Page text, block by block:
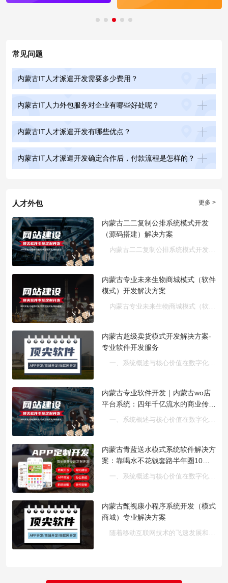
常见问题
内蒙古IT人才派遣开发需要多少费用？
内蒙古IT人力外包服务对企业有哪些好处呢？
内蒙古IT人才派遣开发有哪些优点？
内蒙古IT人才派遣开发确定合作后，付款流程是怎样的？
更多 >
人才外包
内蒙古二二复制公排系统模式开发
（源码搭建）解决方案
内蒙古二二复制公排系统模式开发（源码搭建）是针对社交电商和直···
内蒙古专业未来生物商城模式（软件
模式）开发解决方案
内蒙古专业未来生物商城模式（软件模式）开发解决方案
内蒙古超级卖货模式开发解决方案-
专业软件开发服务
一、系统概述与核心价值在数字化营销日益深入的今天，企业面临着···
内蒙古专业软件开发｜内蒙古wo店
平台系统：四年千亿流水的商业传奇
解决方案
一、系统概述与核心价值在数字化转型浪潮席卷各行各业的今天，企···
内蒙古青蓝送水模式系统软件解决方
案：靠喝水不花钱套路半年圈10万
用户运营指南
一、系统概述与核心价值在数字化转型浪潮下，内蒙古青蓝送水模式···
内蒙古甄视康小程序系统开发（模式
商城）专业解决方案
随着移动互联网技术的飞速发展和新零售模式的广泛普及，传统商业···